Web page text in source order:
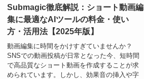
Submagic徹底解説：ショート動画編
集に最適なAIツールの料金・使い
方・活用法【2025年版】
動画編集に時間をかけすぎていませんか？​
SNSでの動画投稿が日常となった今、短時間
で高品質なショート動画を作成することが求
められています。​しかし、効果音の挿入や字